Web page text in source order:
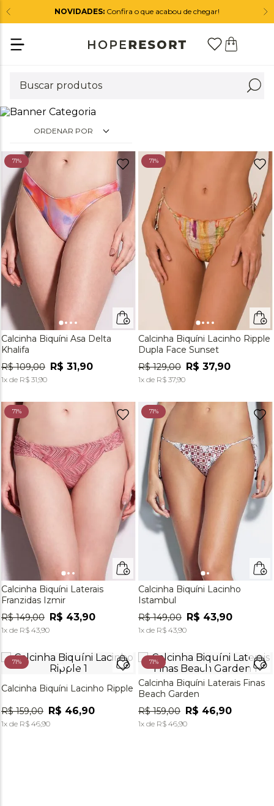
NOVIDADES: Confira o que acabou de chegar!
ORDENAR POR
71%
Calcinha Biquíni Asa Delta
Khalifa
R$ 109,00 R$ 31,90
1x de R$ 31 ,90
71%
Calcinha Biquíni Lacinho Ripple
Dupla Face Sunset
R$ 129,00 R$ 37,90
1x de R$ 37,90
71%
Calcinha Biquíni Laterais
Franzidas Izmir
R$ 149,00 R$ 43,90
1x de R$ 43,90
71%
Calcinha Biquíni Lacinho
Istambul
R$ 149,00 R$ 43,90
1x de R$ 43,90
71%
Calcinha Biquíni Lacinho Ripple
R$ 159,00 R$ 46,90
1x de R$ 46,90
71%
Calcinha Biquíni Laterais Finas
Beach Garden
R$ 159,00 R$ 46,90
1x de R$ 46,90